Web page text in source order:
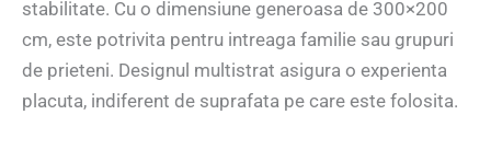
stabilitate. Cu o dimensiune generoasa de 300×200
cm, este potrivita pentru intreaga familie sau grupuri
de prieteni. Designul multistrat asigura o experienta
placuta, indiferent de suprafata pe care este folosita.